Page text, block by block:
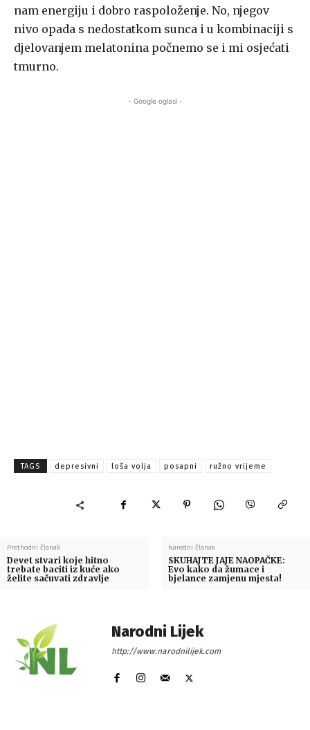
nam energiju i dobro raspoloženje. No, njegov
nivo opada s nedostatkom sunca i u kombinaciji s
djelovanjem melatonina počnemo se i mi osjećati
tmurno.
- Google oglasi -
TAGS depresivni loša volja posapni ružno vrijeme
Prethodni članak
Devet stvari koje hitno
trebate baciti iz kuće ako
želite sačuvati zdravlje
Naredni članak
SKUHAJTE JAJE NAOPAČKE:
Evo kako da žumace i
bjelance zamjenu mjesta!
Narodni Lijek
http://www.narodnilijek.com